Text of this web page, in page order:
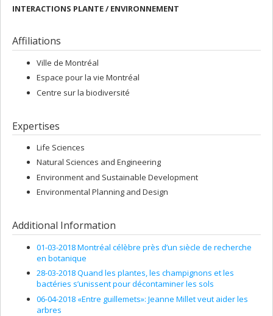
INTERACTIONS PLANTE / ENVIRONNEMENT
Affiliations
Ville de Montréal
Espace pour la vie Montréal
Centre sur la biodiversité
Expertises
Life Sciences
Natural Sciences and Engineering
Environment and Sustainable Development
Environmental Planning and Design
Additional Information
01-03-2018 Montréal célèbre près d’un siècle de recherche
en botanique
28-03-2018 Quand les plantes, les champignons et les
bactéries s’unissent pour décontaminer les sols
06-04-2018 «Entre guillemets»: Jeanne Millet veut aider les
arbres